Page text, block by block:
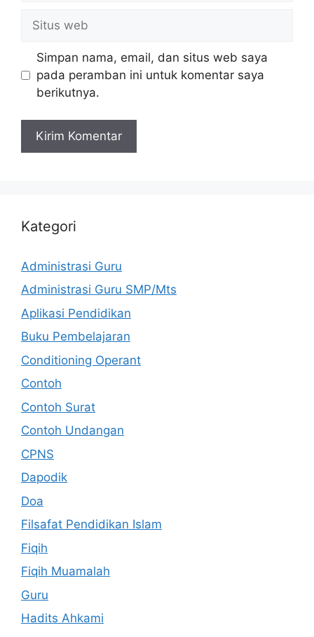
Situs
web
Simpan nama, email, dan situs web saya
pada peramban ini untuk komentar saya
berikutnya.
Kategori
Administrasi Guru
Administrasi Guru SMP/Mts
Aplikasi Pendidikan
Buku Pembelajaran
Conditioning Operant
Contoh
Contoh Surat
Contoh Undangan
CPNS
Dapodik
Doa
Filsafat Pendidikan Islam
Fiqih
Fiqih Muamalah
Guru
Hadits Ahkami